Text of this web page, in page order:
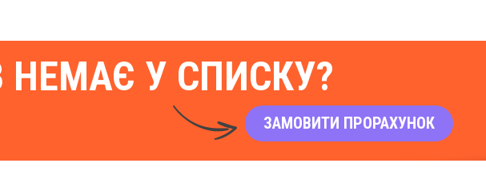
НЕМАЄ У СПИСКУ?
ЗАМОВИТИ ПРОРАХУНОК